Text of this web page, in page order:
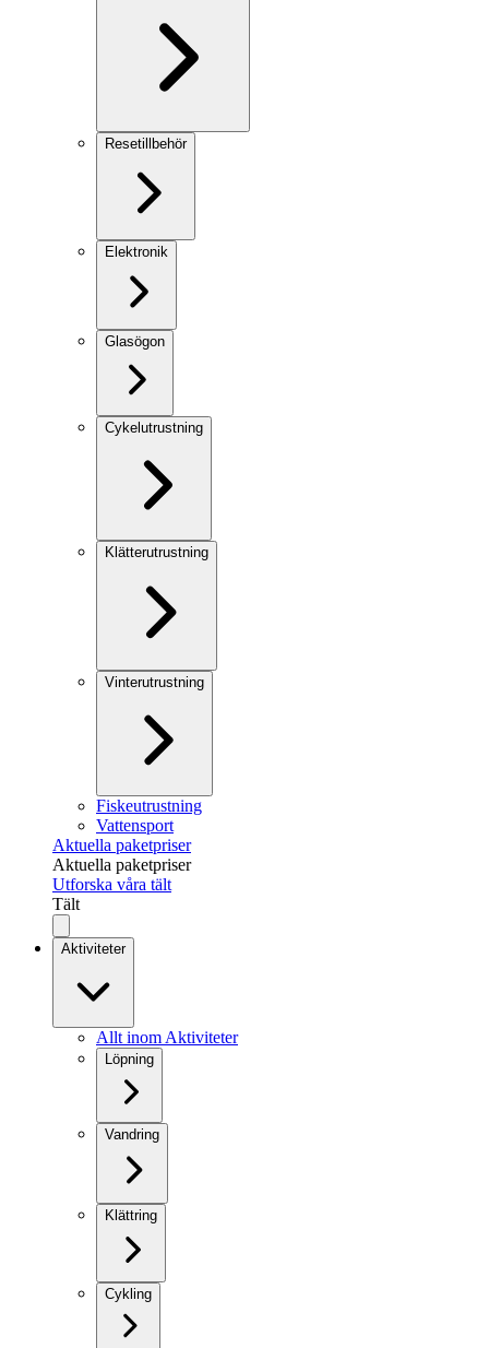
Resetillbehör
Elektronik
Glasögon
Cykelutrustning
Klätterutrustning
Vinterutrustning
Fiskeutrustning
Vattensport
Aktuella paketpriser
Aktuella paketpriser
Utforska våra tält
Tält
Aktiviteter
Allt inom Aktiviteter
Löpning
Vandring
Klättring
Cykling